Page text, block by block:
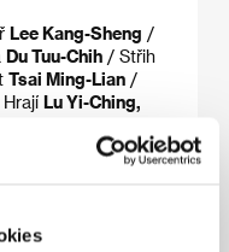
Lee Kang-Sheng /
Du Tuu-Chih / Střih
Tsai Ming-Lian /
Lu Yi-Ching,